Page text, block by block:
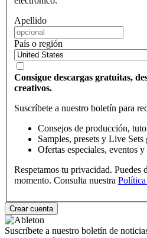
Apellido
País o región
Consigue descargas gratuitas,
creativos.
Suscríbete a nuestro boletín para
Consejos de producción,
Samples, presets y Live Sets
Ofertas especiales, eventos
Respetamos tu privacidad. Puedes
momento. Consulta nuestra
Suscríbete a nuestro boletín de